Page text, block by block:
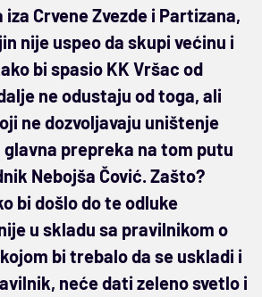
Crvene Zvezde i Partizana,
nije uspeo da skupi većinu i
bi spasio KK Vršac od
ne odustaju od toga, ali
ne dozvoljavaju uništenje
prepreka na tom putu
Nebojša Čović. Zašto?
bi došlo do te odluke
u skladu sa pravilnikom o
bi trebalo da se uskladi i
neće dati zeleno svetlo i